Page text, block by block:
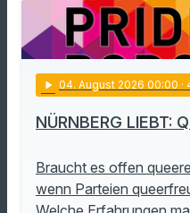
play_arrow 04. August 2026 00:00 ·
NÜRNBERG LIEBT:
Braucht es offen
wenn Parteien